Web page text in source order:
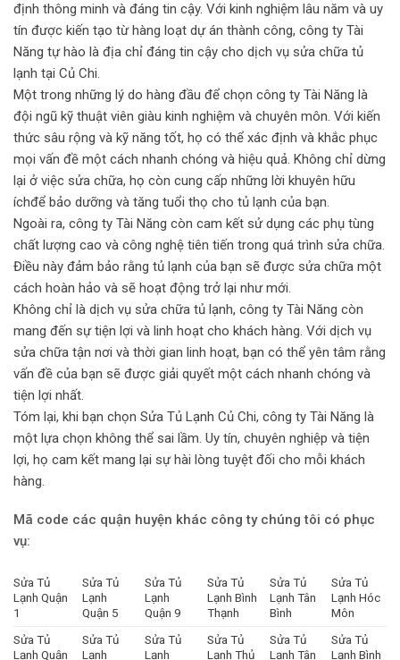
định thông minh và đáng tin cậy. Với kinh nghiệm lâu năm và uy
tín được kiến tạo từ hàng loạt dự án thành công, công ty Tài
Năng tự hào là địa chỉ đáng tin cậy cho dịch vụ sửa chữa tủ
lạnh tại Củ Chi.
Một trong những lý do hàng đầu để chọn công ty Tài Năng là
đội ngũ kỹ thuật viên giàu kinh nghiệm và chuyên môn. Với kiến
thức sâu rộng và kỹ năng tốt, họ có thể xác định và khắc phục
mọi vấn đề một cách nhanh chóng và hiệu quả. Không chỉ dừng
lại ở việc sửa chữa, họ còn cung cấp những lời khuyên hữu
íchđể bảo dưỡng và tăng tuổi thọ cho tủ lạnh của bạn.
Ngoài ra, công ty Tài Năng còn cam kết sử dụng các phụ tùng
chất lượng cao và công nghệ tiên tiến trong quá trình sửa chữa.
Điều này đảm bảo rằng tủ lạnh của bạn sẽ được sửa chữa một
cách hoàn hảo và sẽ hoạt động trở lại như mới.
Không chỉ là dịch vụ sửa chữa tủ lạnh, công ty Tài Năng còn
mang đến sự tiện lợi và linh hoạt cho khách hàng. Với dịch vụ
sửa chữa tận nơi và thời gian linh hoạt, bạn có thể yên tâm rằng
vấn đề của bạn sẽ được giải quyết một cách nhanh chóng và
tiện lợi nhất.
Tóm lại, khi bạn chọn Sửa Tủ Lạnh Củ Chi, công ty Tài Năng là
một lựa chọn không thể sai lầm. Uy tín, chuyên nghiệp và tiện
lợi, họ cam kết mang lại sự hài lòng tuyệt đối cho mỗi khách
hàng.
Mã code các quận huyện khác công ty chúng tôi có phục
vụ:
Sửa Tủ
Lạnh Quận
1
Sửa Tủ
Lạnh
Quận 5
Sửa Tủ
Lạnh
Quận 9
Sửa Tủ
Lạnh Bình
Thạnh
Sửa Tủ
Lạnh Tân
Bình
Sửa Tủ
Lạnh Hóc
Môn
Sửa Tủ
Lạnh Quận
Sửa Tủ
Lạnh
Sửa Tủ
Lạnh
Sửa Tủ
Lạnh Thủ
Sửa Tủ
Lạnh Tân
Sửa Tủ
Lạnh Bình